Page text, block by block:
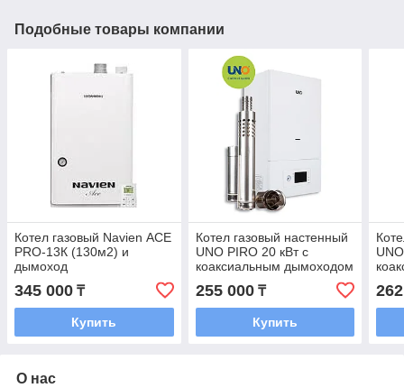
Подобные товары компании
Котел газовый Navien АСЕ
PRO-13К (130м2) и
дымоход
345 000 ₸
Купить
Котел газовый настенный
UNO PIRO 20 кВт с
коаксиальным дымоходом
255 000₸
Купить
О нас